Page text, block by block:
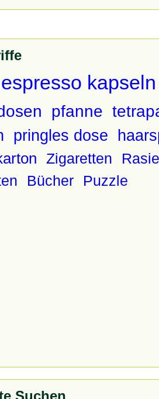
kapseln
pfanne
pringles dose
Zigaretten
Bücher Puzzle
Suchen